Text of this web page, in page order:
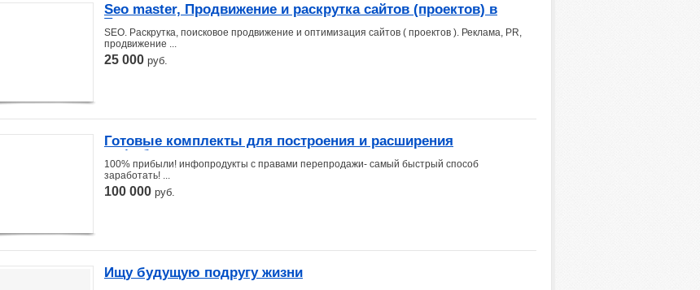
Seo master, Продвижение и раскрутка сайтов (проектов) в
Тольятти
SEO. Раскрутка, поисковое продвижение и оптимизация сайтов ( проектов ). Реклама, PR,
продвижение ...
25 000 руб.
Готовые комплекты для построения и расширения
инфобизнеса за смешную цену
100% прибыли! инфопродукты с правами перепродажи- самый быстрый способ
заработать! ...
100 000 руб.
Ищу будущую подругу жизни